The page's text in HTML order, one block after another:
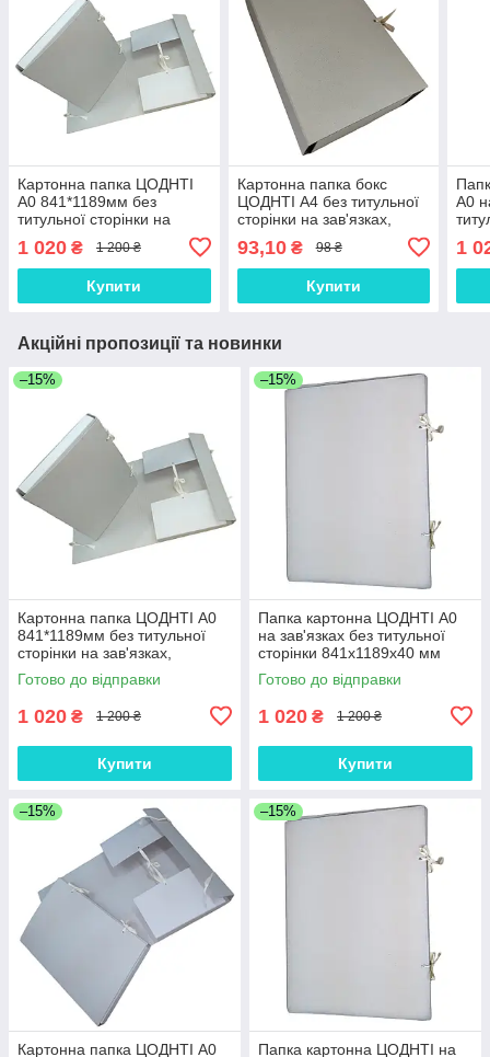
Картонна папка ЦОДНТІ
А0 841*1189мм без
титульної сторінки на
зав'язках, корінець 40 мм
1 020 ₴ 1 200 ₴
Купити
Картонна папка бокс
ЦОДНТІ А4 без титульної
сторінки на зав'язках,
100 мм
93,10₴ 98 ₴
Купити
А0
1
Акційні пропозиції та новинки
–15%
Картонна папка ЦОДНТІ А0
841*1189мм без титульної
сторінки на зав'язках,
корінець 40 мм
Готово до відправки
1 020 ₴ 1 200 ₴
Купити
–15%
Папка картонна ЦОДНТІ А0
на зав'язках без титульної
сторінки 841х1189х40 мм
Коричневий
Готово до відправки
1 020 ₴ 1 200 ₴
Купити
–15%
Картонна папка ЦОДНТІ А0
–15%
Папка картонна ЦОДНТІ на